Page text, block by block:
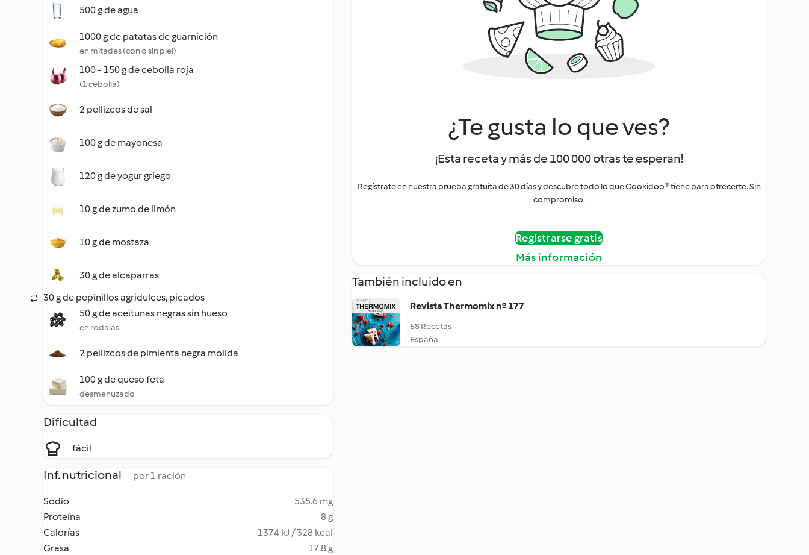
500 g de agua
1000 g de patatas de guarnición
en mitades (con o sin piel)
100 - 150 g de cebolla roja
(1 cebolla)
2 pellizcos de sal
100 g de mayonesa
120 g de yogur griego
10 g de zumo de limón
10 g de mostaza
30 g de alcaparras
30 g de pepinillos agridulces, picados
50 g de aceitunas negras sin hueso
en rodajas
2 pellizcos de pimienta negra molida
100 g de queso feta
desmenuzado
Dificultad
fácil
Inf. nutricional por 1 ración
Sodio
535.6 mg
Proteína
8 g
Calorías
1374 kJ / 328 kcal
Grasa
17.8 g
¿Te gusta lo que ves?
¡Esta receta y más de 100 000 otras te esperan!
Regístrate en nuestra prueba gratuita de 30 días y descubre todo lo que Cookidoo® tiene para ofrecerte. Sin
compromiso.
Registrarse gratis
Más información
También incluido en
Revista Thermomix nº 177
58 Recetas
España